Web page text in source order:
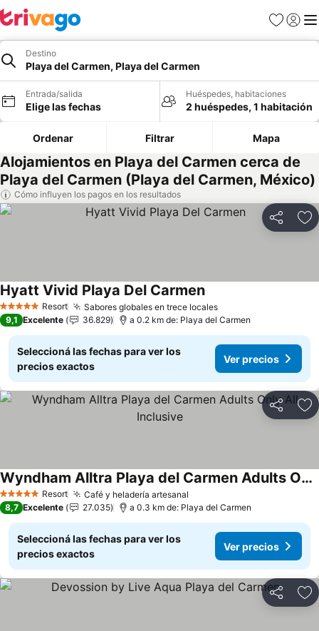
Favoritos
Iniciar
Destino
Playa del Carmen, Playa del Carmen
Entrada/salida
Elige las fechas
Huéspedes, habitaciones
2 huéspedes, 1 habitación
Ordenar Filtrar Mapa
Alojamientos en Playa del Carmen cerca de
Playa del Carmen (Playa del Carmen, México)
Cómo influyen los pagos en los resultados
Compartir
5 Estrellas Resort Sabores globales en trece locales
Hyatt Vivid Playa Del Carmen
9,1 Excelente 36.829 a 0.2 km de: Playa del Carmen
Seleccioná las fechas para ver los
precios exactos
Ver precios
Compartir
5 Estrellas Resort Café y heladería artesanal
Wyndham Alltra Playa del Carmen Adults Only All Inclusive
8,7 Excelente 27.035 a 0.3 km de: Playa del Carmen
Seleccioná las fechas para ver los
precios exactos
Ver precios
Compartir